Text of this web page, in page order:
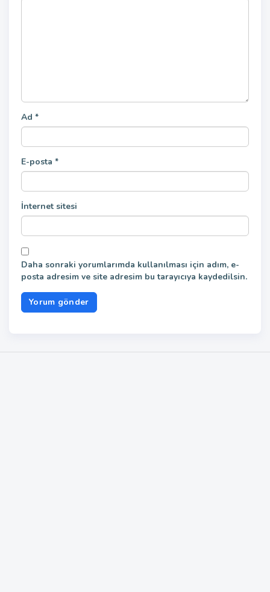
Ad *
E-posta *
İnternet sitesi
Daha sonraki yorumlarımda kullanılması için adım, e-
posta adresim ve site adresim bu tarayıcıya kaydedilsin.